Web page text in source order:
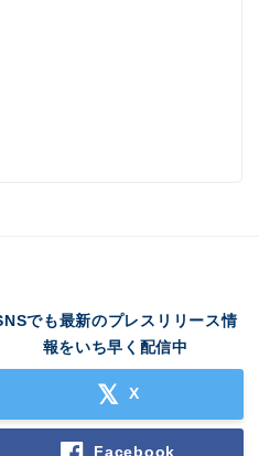
でも最新のプレスリリース情
報をいち早く配信中
X
Facebook